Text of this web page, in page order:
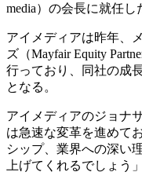
media）の会長に就任し
アイメディアは昨年、
ズ（Mayfair Equity
行っており、同社の成
となる。
アイメディアのジョナ
は急速な変革を進めて
シップ、業界への深い
上げてくれるでしょう